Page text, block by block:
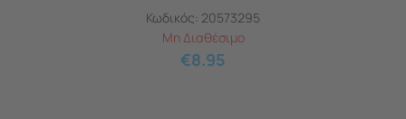
Κωδικός: 20573295
Μη Διαθέσιμο
€8.95